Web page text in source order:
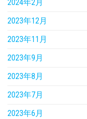
2024年2月
2023年12月
2023年11月
2023年9月
2023年8月
2023年7月
2023年6月